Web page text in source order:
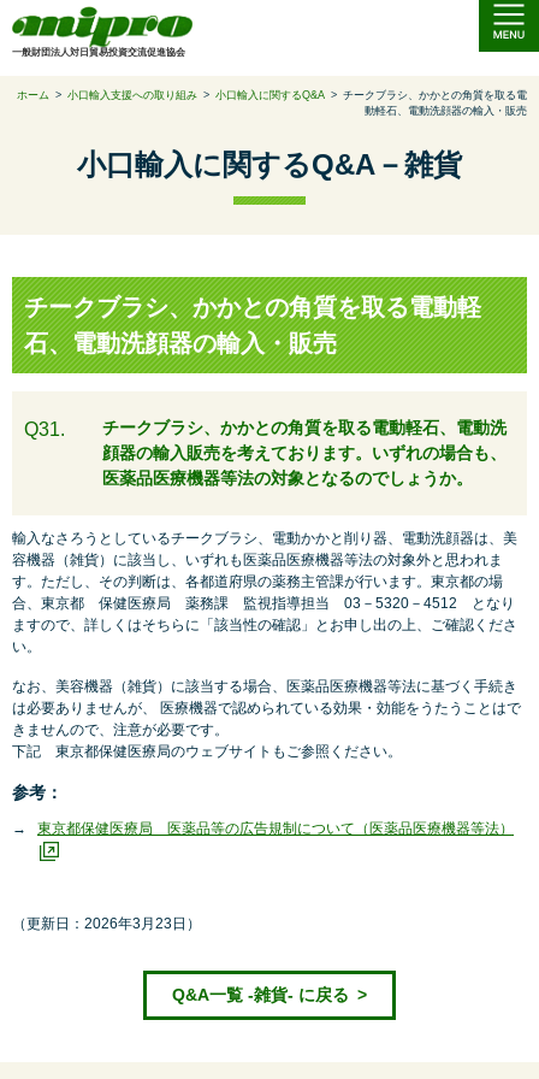
一般財団法人対日貿易投資交流促進協会
ホーム > 小口輸入支援への取り組み > 小口輸入に関するQ&A > チークブラシ、かかとの角質を取る電
動軽石、電動洗顔器の輸入・販売
小口輸入に関するQ&A－雑貨
チークブラシ、かかとの角質を取る電動軽
石、電動洗顔器の輸入・販売
Q31.
チークブラシ、かかとの角質を取る電動軽石、電動洗
顔器の輸入販売を考えております。いずれの場合も、
医薬品医療機器等法の対象となるのでしょうか。
輸入なさろうとしているチークブラシ、電動かかと削り器、電動洗顔器は、美
容機器（雑貨）に該当し、いずれも医薬品医療機器等法の対象外と思われま
す。ただし、その判断は、各都道府県の薬務主管課が行います。東京都の場
合、東京都 保健医療局 薬務課 監視指導担当 03－5320－4512 となり
ますので、詳しくはそちらに「該当性の確認」とお申し出の上、ご確認くださ
い。
なお、美容機器（雑貨）に該当する場合、医薬品医療機器等法に基づく手続き
は必要ありませんが、 医療機器で認められている効果・効能をうたうことはで
きませんので、注意が必要です。
下記 東京都保健医療局のウェブサイトもご参照ください。
参考：
東京都保健医療局 医薬品等の広告規制について（医薬品医療機器等法）
（更新日：2026年3月23日）
Q&A一覧 -雑貨- に戻る >